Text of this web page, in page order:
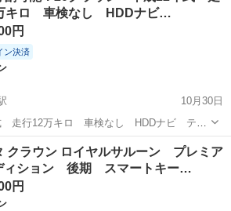
キロ 車検なし HDDナビ…
円
ン決済
10月30日
走行12万キロ 車検なし HDDナビ テレ
市駅 クラウン 車両
クラウン ロイヤルサルーン プレミア
ィション 後期 スマートキー…
円